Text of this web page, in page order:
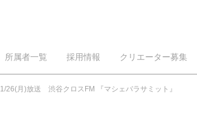
所属者一覧 採用情報 クリエーター募集
1/26(月)放送 渋谷クロスFM 『マシェバラサミット』